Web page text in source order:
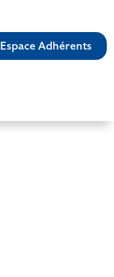
Espace Adhérents